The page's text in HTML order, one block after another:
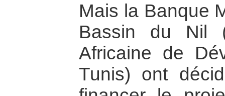
Mais la Banque
Bassin du Nil
Africaine de
Tunis) ont